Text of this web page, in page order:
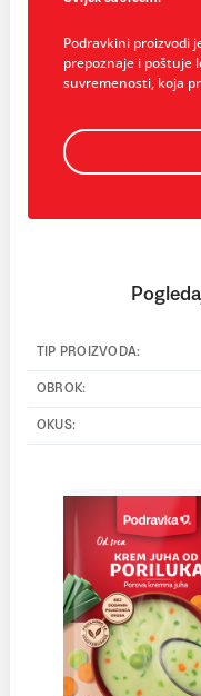
Podravkini proizvodi
prepoznaje i poštuje
suvremenosti, koja
TIP PROIZVODA:
OBROK:
OKUS: